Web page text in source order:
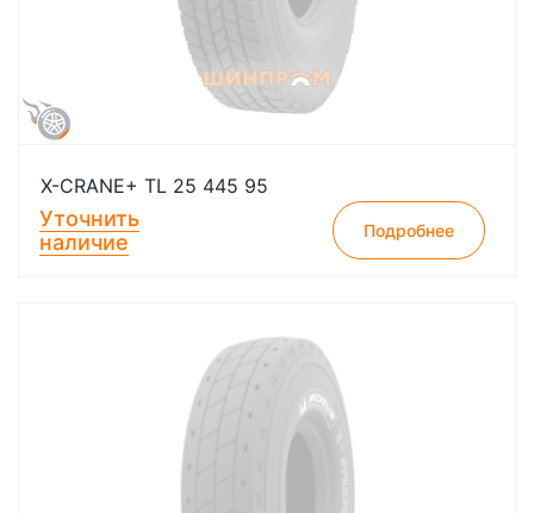
X-CRANE+ TL 25 445 95
Уточнить
наличие
Подробнее